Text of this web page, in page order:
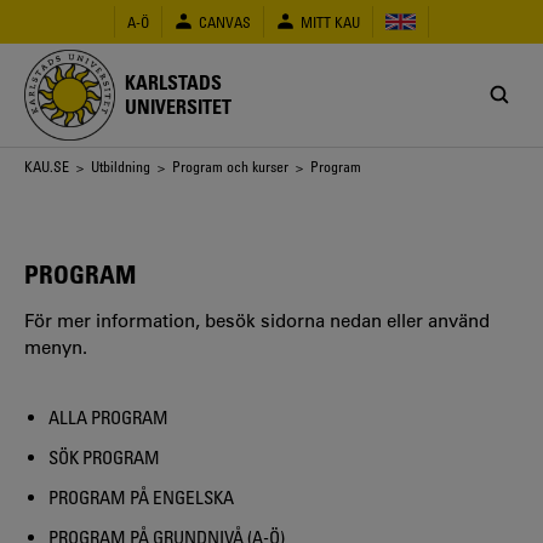
huvudinnehåll
A-Ö CANVAS MITT KAU
KARLSTADS
UNIVERSITET
Länkstig
KAU.SE > Utbildning > Program och kurser > Program
PROGRAM
För mer information, besök sidorna nedan eller använd
menyn.
ALLA PROGRAM
SÖK PROGRAM
PROGRAM PÅ ENGELSKA
PROGRAM PÅ GRUNDNIVÅ (A-Ö)